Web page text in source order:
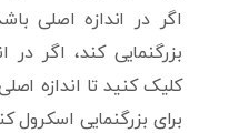
اگر در اندازه اصلی
بزرگنمایی کند، اگر
کلیک کنید تا اندازه
برای بزرگنمایی اسکرول